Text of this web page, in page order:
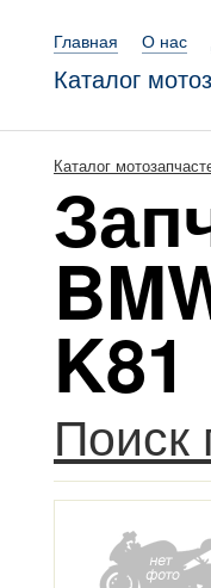
Главная О нас
Каталог
Каталог
K81
Поиск